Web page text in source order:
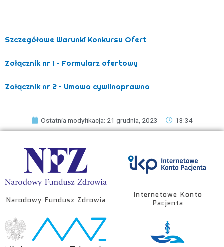
Szczegółowe Warunki Konkursu Ofert
Załącznik nr 1 – Formularz ofertowy
Załącznik nr 2 – Umowa cywilnoprawna
Ostatnia modyfikacja: 21 grudnia, 2023 13:34
Narodowy Fundusz Zdrowia
Internetowe Konto
Pacjenta